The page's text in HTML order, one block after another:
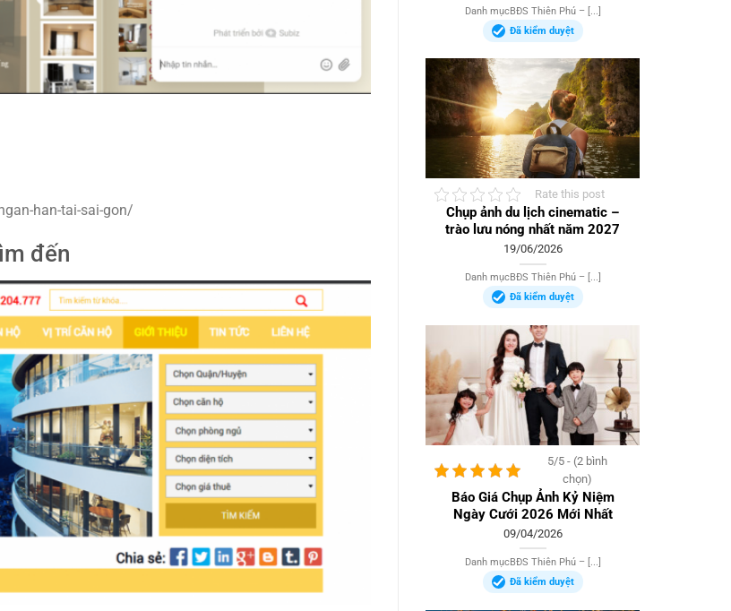
han-tai-sai-gon/
đến
Danh mụcBĐS Thiên Phú – [...]
Đã kiểm duyệt
Rate this post
Chụp ảnh du lịch cinematic –
trào lưu nóng nhất năm 2027
19/06/2026
Danh mụcBĐS Thiên Phú – [...]
Đã kiểm duyệt
5/5 - (2 bình
chọn)
Báo Giá Chụp Ảnh Kỷ Niệm
Ngày Cưới 2026 Mới Nhất
09/04/2026
Danh mụcBĐS Thiên Phú – [...]
Đã kiểm duyệt